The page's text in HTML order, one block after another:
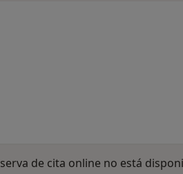
de cita online no está